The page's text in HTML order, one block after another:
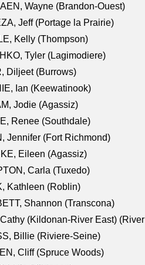
Wayne (Brandon-Ouest)
Jeff (Portage la Prairie)
Kelly (Thompson)
Tyler (Lagimodiere)
Diljeet (Burrows)
Ian (Keewatinook)
Jodie (Agassiz)
Renee (Southdale)
Jennifer (Fort Richmond)
Eileen (Agassiz)
Carla (Tuxedo)
Kathleen (Roblin)
Shannon (Transcona)
(Kildonan-River East)
Billie (Riviere-Seine)
Cliff (Spruce Woods)